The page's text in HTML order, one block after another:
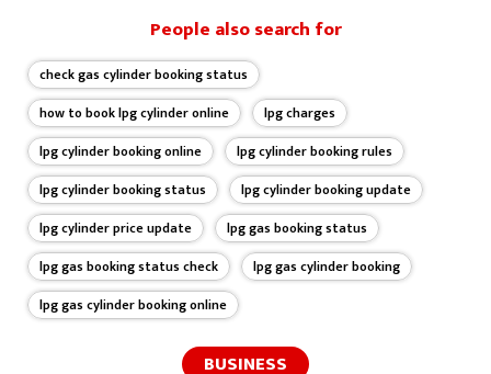
People also search for
check gas cylinder booking status
how to book lpg cylinder online
lpg charges
lpg cylinder booking online
lpg cylinder booking rules
lpg cylinder booking status
lpg cylinder booking update
lpg cylinder price update
lpg gas booking status
lpg gas booking status check
lpg gas cylinder booking
lpg gas cylinder booking online
BUSINESS